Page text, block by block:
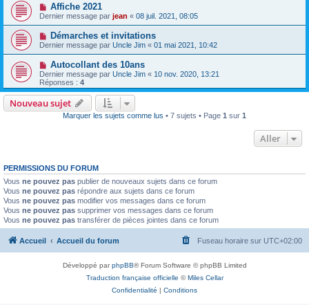
Affiche 2021
Dernier message par jean « 08 juil. 2021, 08:05
Démarches et invitations
Dernier message par Uncle Jim « 01 mai 2021, 10:42
Autocollant des 10ans
Dernier message par Uncle Jim « 10 nov. 2020, 13:21
Réponses : 4
Nouveau sujet
Marquer les sujets comme lus • 7 sujets • Page 1 sur 1
Aller
PERMISSIONS DU FORUM
Vous ne pouvez pas publier de nouveaux sujets dans ce forum
Vous ne pouvez pas répondre aux sujets dans ce forum
Vous ne pouvez pas modifier vos messages dans ce forum
Vous ne pouvez pas supprimer vos messages dans ce forum
Vous ne pouvez pas transférer de pièces jointes dans ce forum
Accueil Accueil du forum Fuseau horaire sur UTC+02:00
Développé parphpBB® Forum Software © phpBB Limited
Traduction française officielle ©Miles Cellar
Confidentialité | Conditions